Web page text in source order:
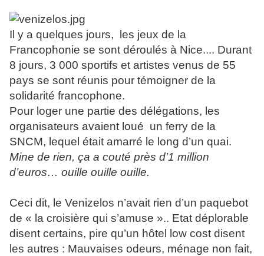
Il y a quelques jours,
les jeux de la
Francophonie se sont déroulés à Nice.... Durant
8 jours, 3 000 sportifs et artistes venus de 55
pays se sont réunis pour témoigner de la
solidarité francophone.
Pour loger une partie des délégations, les
organisateurs avaient loué un ferry de la
SNCM, lequel était amarré le long d’un quai.
Mine de rien, ça a couté près d’1 million
d’euros… ouille ouille ouille.
Ceci dit, le Venizelos n’avait rien d’un paquebot
de « la croisière qui s’amuse ».. Etat déplorable
disent certains, pire qu’un hôtel low cost disent
les autres : Mauvaises odeurs, ménage non fait,